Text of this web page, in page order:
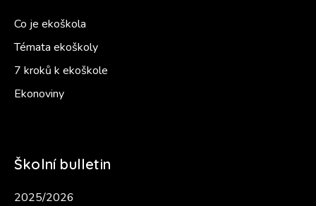
Co je ekoškola
Témata ekoškoly
7 kroků k ekoškole
Ekonoviny
Školní bulletin
2025/2026